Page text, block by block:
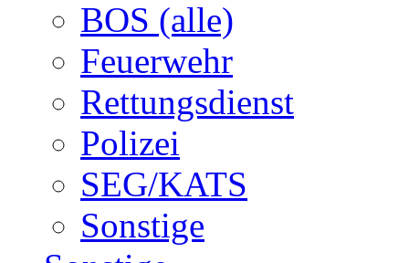
BOS (alle)
Feuerwehr
Rettungsdienst
Polizei
SEG/KATS
Sonstige